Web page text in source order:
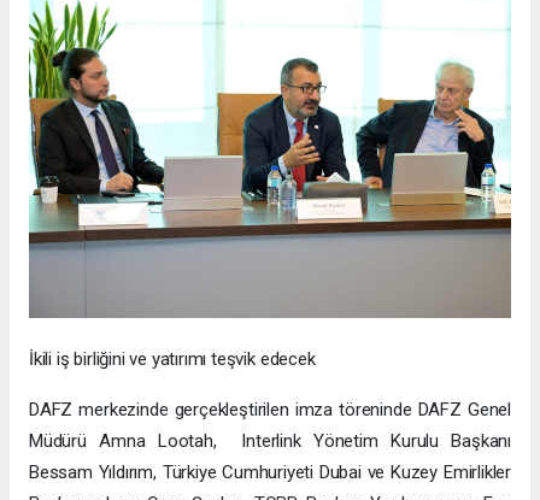
İkili iş birliğini ve yatırımı teşvik edecek
DAFZ merkezinde gerçekleştirilen imza töreninde DAFZ Genel
Müdürü Amna Lootah, Interlink Yönetim Kurulu Başkanı
Bessam Yıldırım, Türkiye Cumhuriyeti Dubai ve Kuzey Emirlikler